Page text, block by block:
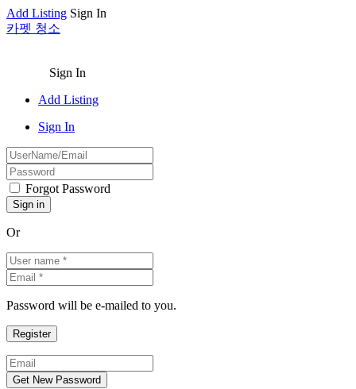
Add Listing Sign In
카펫 청소
Sign In
Add Listing
Sign In
Forgot Password
Or
Password will be e-mailed to you.